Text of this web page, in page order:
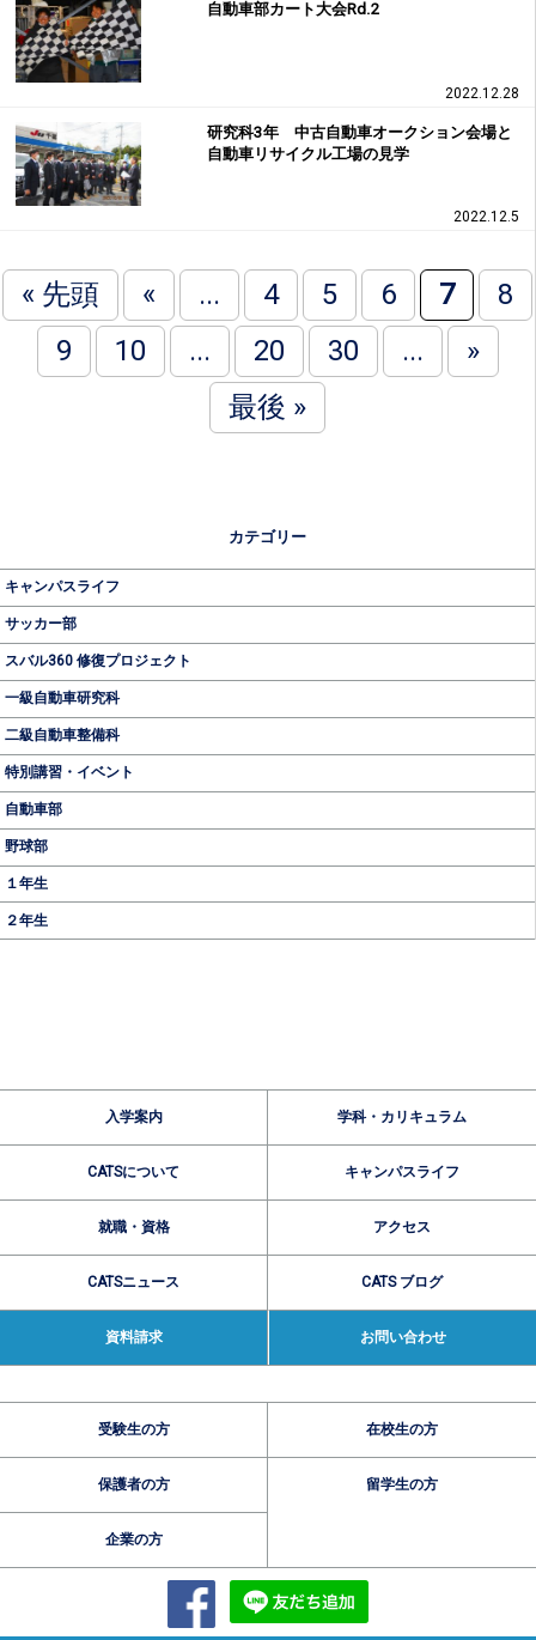
自動車部カート大会Rd.2
2022.12.28
研究科3年 中古自動車オークション会場と
自動車リサイクル工場の見学
2022.12.5
« 先頭 « ... 4 5 6 7
8
9
10 ... 20 30 ...
»
最後 »
カテゴリー
キャンパスライフ
サッカー部
スバル360 修復プロジェクト
一級自動車研究科
二級自動車整備科
特別講習・イベント
自動車部
野球部
１年生
２年生
入学案内 学科・カリキュラム
CATSについて キャンパスライフ
就職・資格 アクセス
CATSニュース CATS ブログ
資料請求 お問い合わせ
受験生の方 在校生の方
保護者の方 留学生の方
企業の方